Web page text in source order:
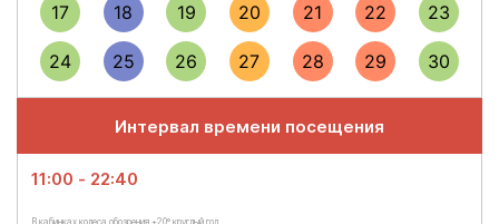
17 18 19 20 21 22 23
24 25 26 27 28 29 30
Интервал времени посещения
11:00 - 22:40